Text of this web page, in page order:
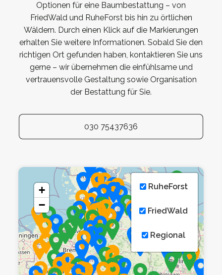
Optionen für eine Baumbestattung – von
FriedWald und RuheForst bis hin zu örtlichen
Wäldern. Durch einen Klick auf die Markierungen
erhalten Sie weitere Informationen. Sobald Sie den
richtigen Ort gefunden haben, kontaktieren Sie uns
gerne – wir übernehmen die einfühlsame und
vertrauensvolle Gestaltung sowie Organisation
der Bestattung für Sie.
030 75437636
+
−
RuheForst
FriedWald
Regional